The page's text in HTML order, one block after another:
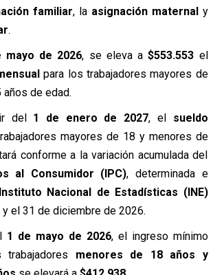
familiar, la asignación maternaly
.
mayo de 2026, se eleva a$553.553 el
para los trabajadores mayores de
años de edad.
del 1 de enero de 2027, el sueldo
mayores de 18 y menores de
conforme a la variación acumulada del
al Consumidor (IPC), determinada e
Instituto Nacional de Estadísticas (INE)
el 31 de diciembre de 2026.
1 de mayo de 2026, el ingreso mínimo
menores de 18 años y